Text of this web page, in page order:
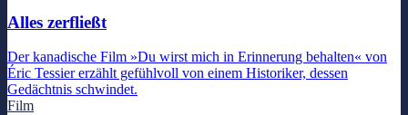
Alles zerfließt
Der kanadische Film »Du wirst mich in Erinnerung behalten« von
Éric Tessier erzählt gefühlvoll von einem Historiker, dessen
Gedächtnis schwindet.
Film